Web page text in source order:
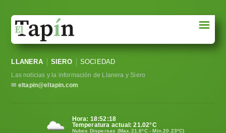
Sociedad
Política
☰
LLANERA SIERO SOCIEDAD
Las noticias y la información de Llanera y Siero
✉ eltapin@eltapin.com
Hora: 18:52:19
Temperatura actual:21.02°C
Nubes Dispersas (Max.21.6ºC - Min.20.23ºC)